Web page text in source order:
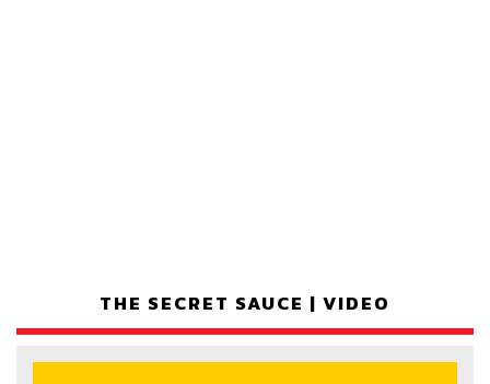
THE SECRET SAUCE | VIDEO